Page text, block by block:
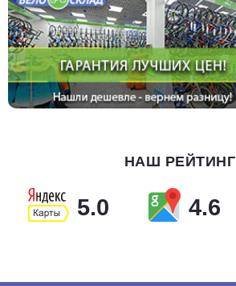
НАШ РЕЙТИНГ
5.0 4.6